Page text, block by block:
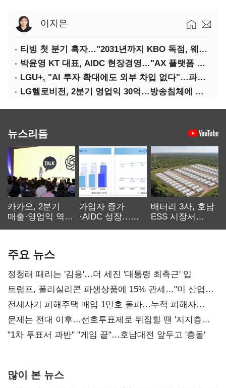
이지은
티빙 첫 분기 흑자…"2031년까지 KBO 독점, 웨이브 합병도 속도"
박윤영 KT 대표, AIDC 현장경영…"AX 플랫폼 핵심 인프라로 키운다"
LGU+, "AI 투자 확대에도 외부 차입 없다"…파주 AIDC 수익성 자신
LG헬로비전, 2분기 영업익 30억…방송침체에 교육용 단말 시장도 축소
뉴스리듬
카카오, 2분기
매출·영업익 역대
가입자 증가
·AIDC 성장…
배터리 3사, 호남
ESS 시장서
주요 뉴스
정청래 때리는 '김용'…더 세진 '대통령 최측근' 입
트럼프, 폴리실리콘 파생상품에 15% 관세…"미 산업
재건"
전세사기 피해주택 매입 1만호 돌파…누적 피해자
4만278명
문제는 전대 이후…선호투표제로 뒤집힐 땐 '지지층
불복'
"1차 투표서 과반" "게임 끝"…호남대전 앞두고 '충돌'
많이 본 뉴스